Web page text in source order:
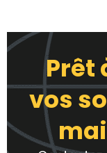
Prêt
vos